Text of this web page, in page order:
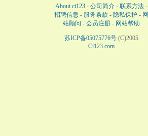
About ci123 - 公司简介 - 联系方法 -
招聘信息 - 服务条款 - 隐私保护 - 网
站顾问 - 会员注册 - 网站帮助
苏ICP备05075776号 (C)2005
Ci123.com